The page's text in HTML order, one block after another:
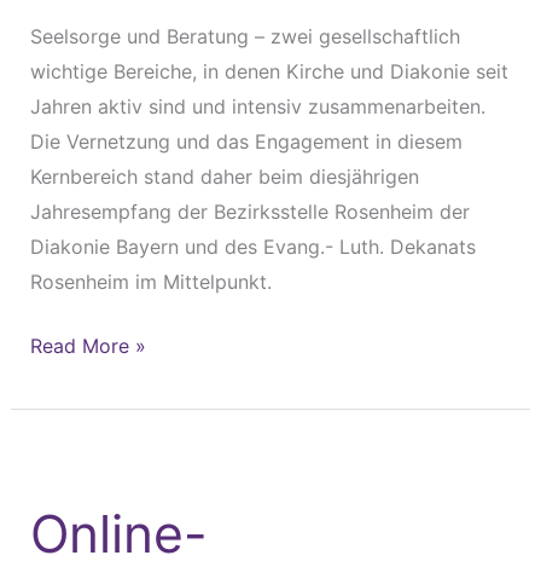
Seelsorge und Beratung – zwei gesellschaftlich
wichtige Bereiche, in denen Kirche und Diakonie seit
Jahren aktiv sind und intensiv zusammenarbeiten.
Die Vernetzung und das Engagement in diesem
Kernbereich stand daher beim diesjährigen
Jahresempfang der Bezirksstelle Rosenheim der
Diakonie Bayern und des Evang.- Luth. Dekanats
Rosenheim im Mittelpunkt.
Read More »
Online-
mit